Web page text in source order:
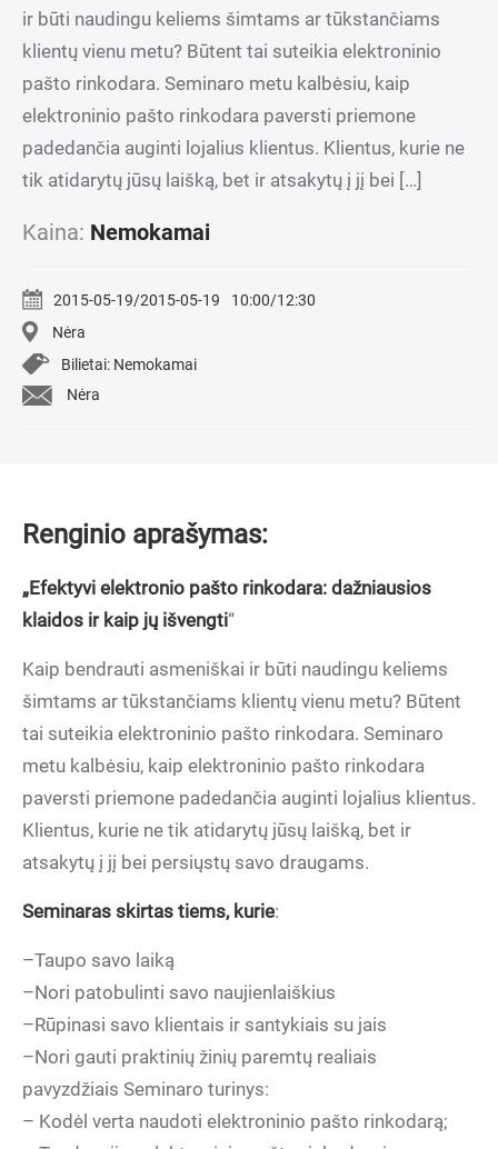
ir būti naudingu keliems šimtams ar tūkstančiams
klientų vienu metu? Būtent tai suteikia elektroninio
pašto rinkodara. Seminaro metu kalbėsiu, kaip
elektroninio pašto rinkodara paversti priemone
padedančia auginti lojalius klientus. Klientus, kurie ne
tik atidarytų jūsų laišką, bet ir atsakytų į jį bei […]
Kaina: Nemokamai
2015-05-19/2015-05-19
10:00/12:30
Nėra
Bilietai: Nemokamai
Nėra
Renginio aprašymas:
„Efektyvi elektronio pašto rinkodara: dažniausios
klaidos ir kaip jų išvengti“
Kaip bendrauti asmeniškai ir būti naudingu keliems
šimtams ar tūkstančiams klientų vienu metu? Būtent
tai suteikia elektroninio pašto rinkodara. Seminaro
metu kalbėsiu, kaip elektroninio pašto rinkodara
paversti priemone padedančia auginti lojalius klientus.
Klientus, kurie ne tik atidarytų jūsų laišką, bet ir
atsakytų į jį bei persiųstų savo draugams.
Seminaras skirtas tiems, kurie:
–Taupo savo laiką
–Nori patobulinti savo naujienlaiškius
–Rūpinasi savo klientais ir santykiais su jais
–Nori gauti praktinių žinių paremtų realiais
pavyzdžiais Seminaro turinys:
– Kodėl verta naudoti elektroninio pašto rinkodarą;